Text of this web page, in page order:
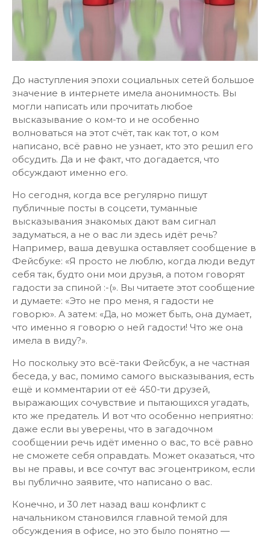
До наступления эпохи социальных сетей большое
значение в интернете имела анонимность. Вы
могли написать или прочитать любое
высказывание о ком-то и не особенно
волноваться на этот счёт, так как тот, о ком
написано, всё равно не узнает, кто это решил его
обсудить. Да и не факт, что догадается, что
обсуждают именно его.
Но сегодня, когда все регулярно пишут
публичные посты в соцсети, туманные
высказывания знакомых дают вам сигнал
задуматься, а не о вас ли здесь идёт речь?
Например, ваша девушка оставляет сообщение в
Фейсбуке: «Я просто не люблю, когда люди ведут
себя так, будто они мои друзья, а потом говорят
гадости за спиной :-(». Вы читаете этот сообщение
и думаете: «Это не про меня, я гадости не
говорю». А затем: «Да, но может быть, она думает,
что именно я говорю о ней гадости! Что же она
имела в виду?».
Но поскольку это всё-таки Фейсбук, а не частная
беседа, у вас, помимо самого высказывания, есть
ещё и комментарии от её 450-ти друзей,
выражающих сочувствие и пытающихся угадать,
кто же предатель. И вот что особенно неприятно:
даже если вы уверены, что в загадочном
сообщении речь идёт именно о вас, то всё равно
не сможете себя оправдать. Может оказаться, что
вы не правы, и все сочтут вас эгоцентриком, если
вы публично заявите, что написано о вас.
Конечно, и 30 лет назад ваш конфликт с
начальником становился главной темой для
обсуждения в офисе, но это было понятно —